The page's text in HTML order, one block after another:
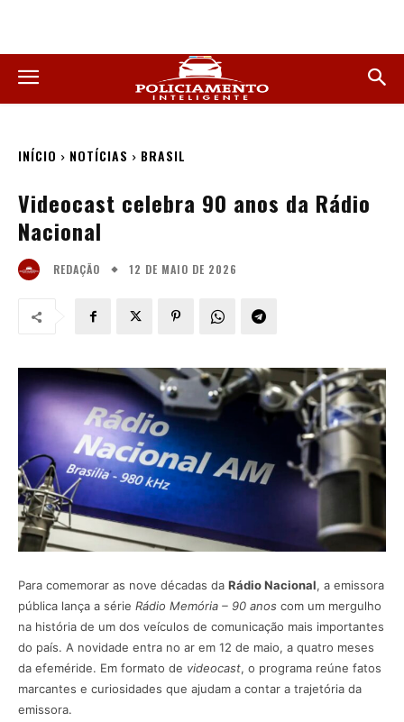
INÍCIO NOTÍCIAS BRASIL
Videocast celebra 90 anos da Rádio
Nacional
REDAÇÃO 12 DE MAIO DE 2026
Para comemorar as nove décadas da Rádio Nacional, a emissora
pública lança a série Rádio Memória – 90 anos com um mergulho
na história de um dos veículos de comunicação mais importantes
do país. A novidade entra no ar em 12 de maio, a quatro meses
da efeméride. Em formato de videocast, o programa reúne fatos
marcantes e curiosidades que ajudam a contar a trajetória da
emissora.